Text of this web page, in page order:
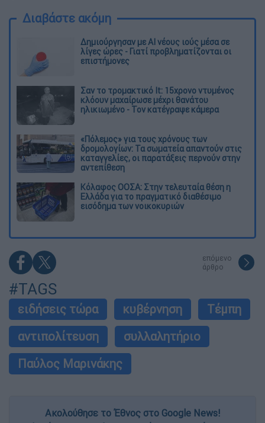
Διαβάστε ακόμη
Δημιούργησαν με AI νέους ιούς μέσα σε
λίγες ώρες - Γιατί προβληματίζονται οι
επιστήμονες
Σαν το τρομακτικό It: 15χρονο ντυμένος
κλόουν μαχαίρωσε μέχρι θανάτου
ηλικιωμένο - Τον κατέγραψε κάμερα
«Πόλεμος» για τους χρόνους των
δρομολογίων: Τα σωματεία απαντούν στις
καταγγελίες, οι παρατάξεις περνούν στην
αντεπίθεση
Κόλαφος ΟΟΣΑ: Στην τελευταία θέση η
Ελλάδα για το πραγματικό διαθέσιμο
εισόδημα των νοικοκυριών
επόμενο
άρθρο
#TAGS
ειδήσεις τώρα κυβέρνηση
Τέμπη
αντιπολίτευση
συλλαλητήριο
Παύλος Μαρινάκης
Ακολούθησε το Έθνος στο Google News!